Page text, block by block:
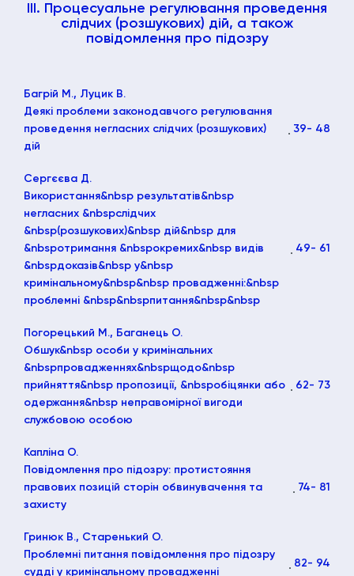
III. Процесуальне регулювання проведення
слідчих (розшукових) дій, а також
повідомлення про підозру
Багрій М., Луцик В.
Деякі проблеми законодавчого регулювання
проведення негласних слідчих (розшукових)
дій
39- 48
Сергєєва Д.
Використання&nbsp результатів&nbsp
негласних &nbspслідчих
&nbsp(розшукових)&nbsp дій&nbsp для
&nbspотримання &nbspокремих&nbsp видів
&nbspдоказів&nbsp у&nbsp
кримінальному&nbsp&nbsp провадженні:&nbsp
проблемні &nbsp&nbspпитання&nbsp&nbsp
49- 61
Погорецький М., Баганець О.
Обшук&nbsp особи у кримінальних
&nbspпровадженнях&nbspщодо&nbsp
прийняття&nbsp пропозиції, &nbspобіцянки або
одержання&nbsp неправомірної вигоди
службовою особою
62- 73
Капліна О.
Повідомлення про підозру: протистояння
правових позицій сторін обвинувачення та
захисту
74- 81
Гринюк В., Старенький О.
Проблемні питання повідомлення про підозру
судді у кримінальному провадженні
82- 94